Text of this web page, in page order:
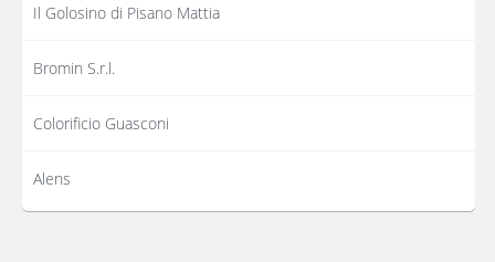
Il Golosino di Pisano Mattia
Bromin S.r.l.
Colorificio Guasconi
Alens